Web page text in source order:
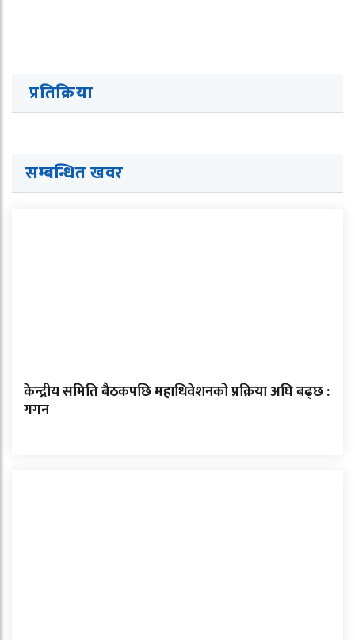
प्रतिक्रिया
सम्बन्धित खवर
केन्द्रीय समिति बैठकपछि महाधिवेशनको प्रक्रिया अघि बढ्छ :
गगन